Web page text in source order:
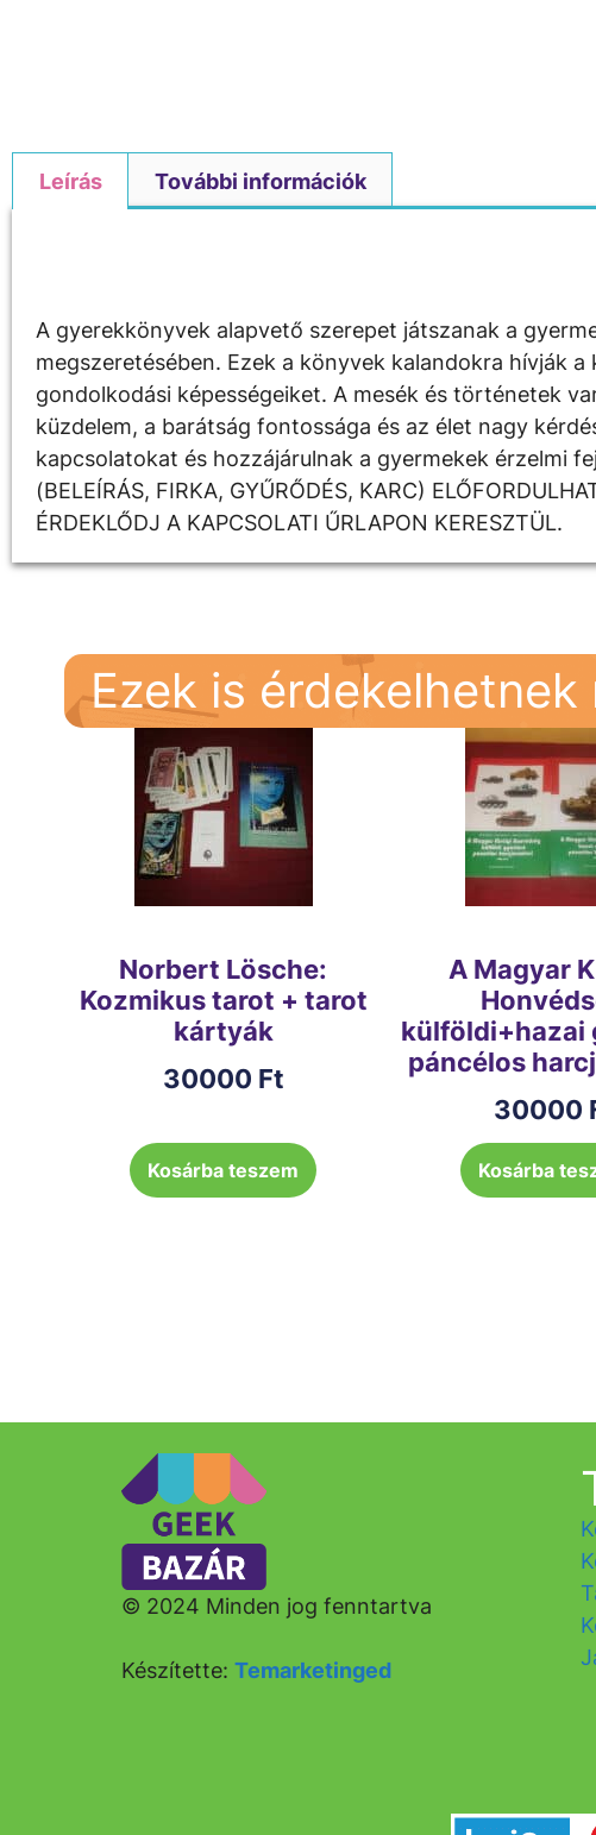
Leírás További információk
A gyerekkönyvek alapvető szerepet játszanak a
megszeretésében. Ezek a könyvek kalandokra hívják
gondolkodási képességeiket. A mesék és történetek
küzdelem, a barátság fontossága és az élet nagy
kapcsolatokat és hozzájárulnak a gyermekek érzelmi
(BELEÍRÁS, FIRKA, GYŰRŐDÉS, KARC)
ÉRDEKLŐDJ A KAPCSOLATI ŰRLAPON KERESZTÜL.
Ezek is érdekelhetnek
Norbert Lösche:
Kozmikus tarot + tarot
kártyák
30000 Ft
Kosárba teszem
A Magyar
külföldi+hazai
páncélos
30000
Kosárba
© 2024 Minden jog fenntartva
Készítette: Temarketinged